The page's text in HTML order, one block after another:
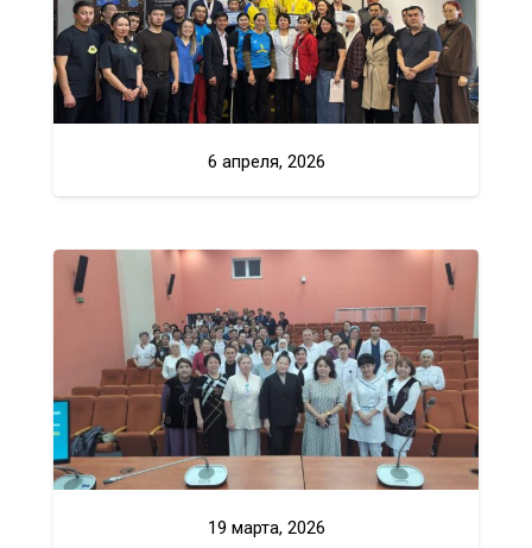
6 апреля, 2026
19 марта, 2026